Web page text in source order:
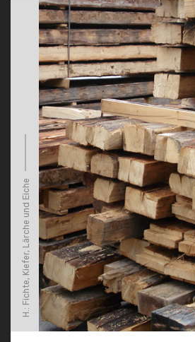
H.: Fichte, Kiefer, Lärche und Eiche